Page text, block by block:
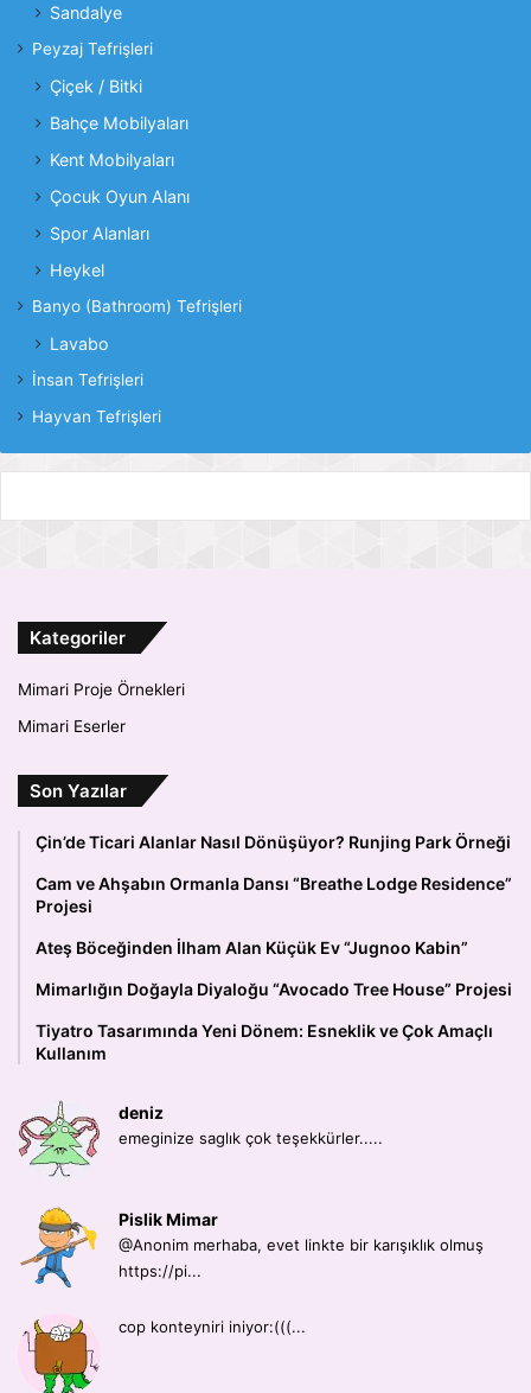
Sandalye
Peyzaj Tefrişleri
Çiçek / Bitki
Bahçe Mobilyaları
Kent Mobilyaları
Çocuk Oyun Alanı
Spor Alanları
Heykel
Banyo (Bathroom) Tefrişleri
Lavabo
İnsan Tefrişleri
Hayvan Tefrişleri
Kategoriler
Mimari Proje Örnekleri
Mimari Eserler
Son Yazılar
Çin’de Ticari Alanlar Nasıl Dönüşüyor? Runjing Park Örneği
Cam ve Ahşabın Ormanla Dansı “Breathe Lodge Residence”
Projesi
Ateş Böceğinden İlham Alan Küçük Ev “Jugnoo Kabin”
Mimarlığın Doğayla Diyaloğu “Avocado Tree House” Projesi
Tiyatro Tasarımında Yeni Dönem: Esneklik ve Çok Amaçlı
Kullanım
deniz
emeginize saglık çok teşekkürler.....
Pislik Mimar
@Anonim merhaba, evet linkte bir karışıklık olmuş
https://pi...
cop konteyniri iniyor:(((...